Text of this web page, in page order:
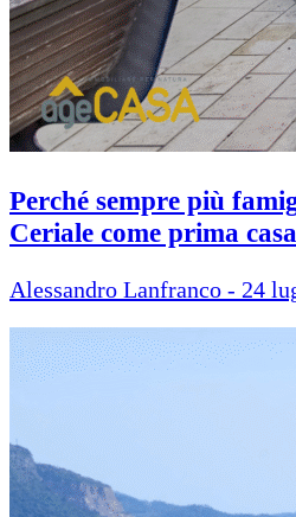
Perché sempre più
Ceriale come prima casa
Alessandro Lanfranco - 24